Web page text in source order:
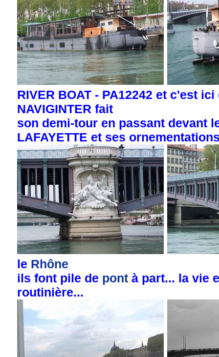
RIVER BOAT - PA12242 et c'est
NAVIGINTER fait
son demi-tour en passant devant
LAFAYETTE et ses
le Rhône
ils font pile de pont à part... la vie
routinière...